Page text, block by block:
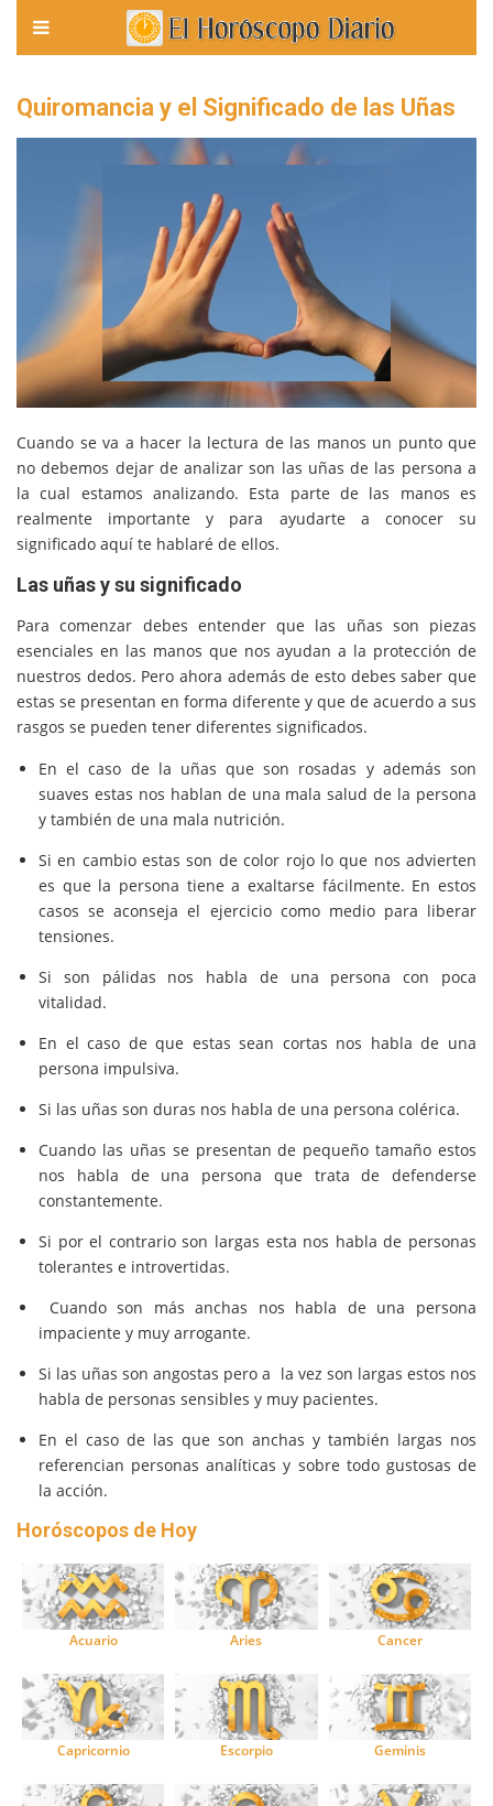
Quiromancia y el Significado de las Uñas
Cuando se va a hacer la lectura de las manos un punto que
no debemos dejar de analizar son las uñas de las persona a
la cual estamos analizando. Esta parte de las manos es
realmente importante y para ayudarte a conocer su
significado aquí te hablaré de ellos.
Las uñas y su significado
Para comenzar debes entender que las uñas son piezas
esenciales en las manos que nos ayudan a la protección de
nuestros dedos. Pero ahora además de esto debes saber que
estas se presentan en forma diferente y que de acuerdo a sus
rasgos se pueden tener diferentes significados.
En el caso de la uñas que son rosadas y además son
suaves estas nos hablan de una mala salud de la persona
y también de una mala nutrición.
Si en cambio estas son de color rojo lo que nos advierten
es que la persona tiene a exaltarse fácilmente. En estos
casos se aconseja el ejercicio como medio para liberar
tensiones.
Si son pálidas nos habla de una persona con poca
vitalidad.
En el caso de que estas sean cortas nos habla de una
persona impulsiva.
Si las uñas son duras nos habla de una persona colérica.
Cuando las uñas se presentan de pequeño tamaño estos
nos habla de una persona que trata de defenderse
constantemente.
Si por el contrario son largas esta nos habla de personas
tolerantes e introvertidas.
Cuando son más anchas nos habla de una persona
impaciente y muy arrogante.
Si las uñas son angostas pero a la vez son largas estos nos
habla de personas sensibles y muy pacientes.
En el caso de las que son anchas y también largas nos
referencian personas analíticas y sobre todo gustosas de
la acción.
Horóscopos de Hoy
Acuario Aries Cancer
Capricornio Escorpio Geminis